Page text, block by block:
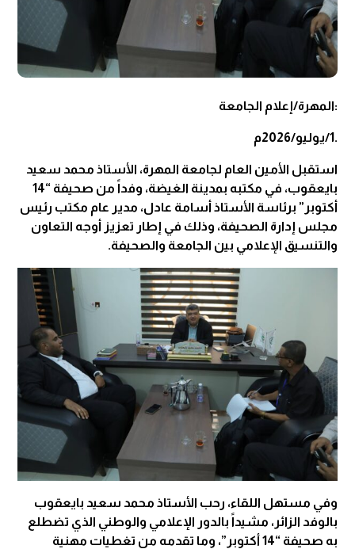
:المه‍رة/إعلام الجامعة
.1/يوليو/2026م
استقبل الأمين العام لجامعة المهرة، الأستاذ محمد سعيد
بايعقوب، في مكتبه بمدينة الغيضة، وفداً من صحيفة “14
أكتوبر” برئاسة الأستاذ أسامة عادل، مدير عام مكتب رئيس
مجلس إدارة الصحيفة، وذلك في إطار تعزيز أوجه التعاون
والتنسيق الإعلامي بين الجامعة والصحيفة.
وفي مستهل اللقاء، رحب الأستاذ محمد سعيد بايعقوب
بالوفد الزائر، مشيداً بالدور الإعلامي والوطني الذي تضطلع
به صحيفة “14 أكتوبر”، وما تقدمه من تغطيات مهنية